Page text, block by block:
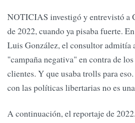
NOTICIAS investigó y entrevistó a
de 2022, cuando ya pisaba fuerte.
Luis González, el consultor admitía
"campaña negativa" en contra de
clientes. Y que usaba trolls para
con las políticas libertarias no es
A continuación, el reportaje de 2022.